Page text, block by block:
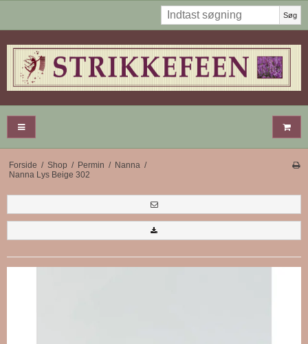
Søg
Forside / Shop / Permin / Nanna /
Nanna Lys Beige 302